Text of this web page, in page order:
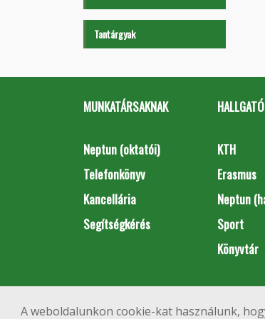
A weboldalunkon cookie-kat használunk,
Tantárgyak
MUNKATÁRSAKNAK
Neptun (oktatói)
Telefonkönyv
Kancellária
Segítségkérés
KTH
Erasmus
Neptun
Sport
Könyvtár